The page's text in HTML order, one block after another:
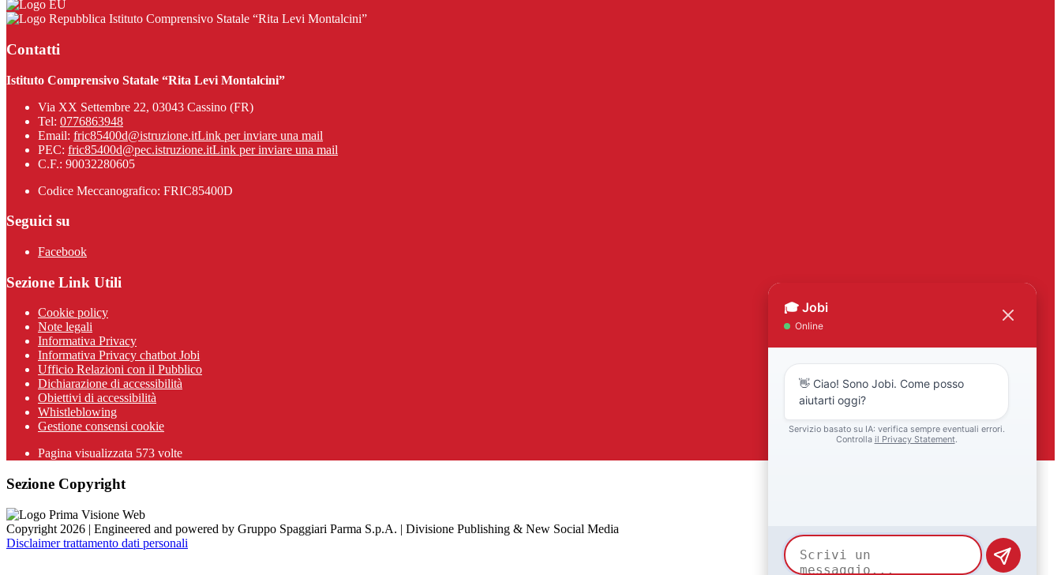
Istituto Comprensivo Statale “Rita Levi Montalcini”
Contatti
Istituto Comprensivo Statale “Rita Levi Montalcini”
Via XX Settembre 22, 03043 Cassino (FR)
Tel: 0776863948
Email: fric85400d@istruzione.itLink per inviare una mail
PEC: fric85400d@pec.istruzione.itLink per inviare una mail
C.F.: 90032280605
Codice Meccanografico: FRIC85400D
Seguici su
Facebook
Sezione Link Utili
Cookie policy
Note legali
Informativa Privacy
Informativa Privacy chatbot Jobi
Ufficio Relazioni con il Pubblico
Dichiarazione di accessibilità
Obiettivi di accessibilità
Whistleblowing
Gestione consensi cookie
Pagina visualizzata 573 volte
Sezione Copyright
Copyright 2026 | Engineered and powered by Gruppo Spaggiari Parma S.p.A. | Divisione Publishing & New Social Media
Disclaimer trattamento dati personali